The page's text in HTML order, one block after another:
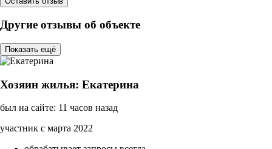
Другие отзывы об объекте
Показать ещё
Хозяин жилья: Екатерина
был на сайте: 11 часов назад
участник с марта 2022